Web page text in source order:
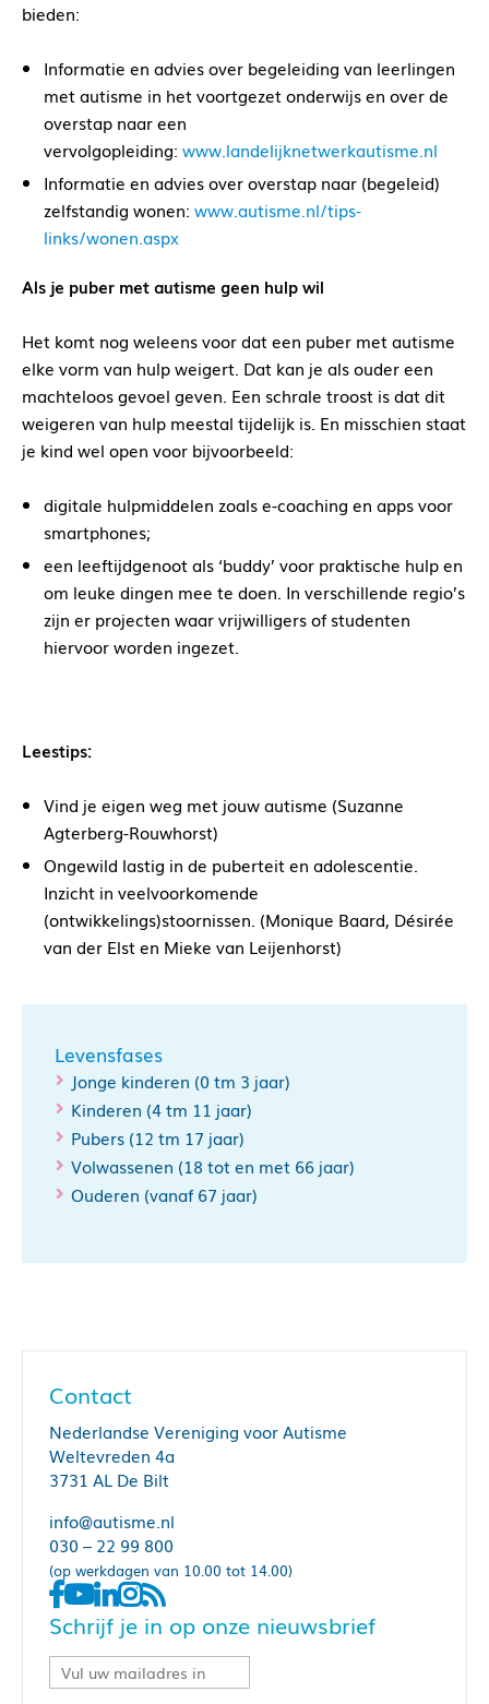
bieden:
Informatie en advies over begeleiding van leerlingen
met autisme in het voortgezet onderwijs en over de
overstap naar een
vervolgopleiding: www.landelijknetwerkautisme.nl
Informatie en advies over overstap naar (begeleid)
zelfstandig wonen: www.autisme.nl/tips-
links/wonen.aspx
Als je puber met autisme geen hulp wil
Het komt nog weleens voor dat een puber met autisme
elke vorm van hulp weigert. Dat kan je als ouder een
machteloos gevoel geven. Een schrale troost is dat dit
weigeren van hulp meestal tijdelijk is. En misschien staat
je kind wel open voor bijvoorbeeld:
digitale hulpmiddelen zoals e-coaching en apps voor
smartphones;
een leeftijdgenoot als ‘buddy’ voor praktische hulp en
om leuke dingen mee te doen. In verschillende regio’s
zijn er projecten waar vrijwilligers of studenten
hiervoor worden ingezet.
Leestips:
Vind je eigen weg met jouw autisme (Suzanne
Agterberg-Rouwhorst)
Ongewild lastig in de puberteit en adolescentie.
Inzicht in veelvoorkomende
(ontwikkelings)stoornissen. (Monique Baard, Désirée
van der Elst en Mieke van Leijenhorst)
Levensfases
Jonge kinderen (0 tm 3 jaar)
Kinderen (4 tm 11 jaar)
Pubers (12 tm 17 jaar)
Volwassenen (18 tot en met 66 jaar)
Ouderen (vanaf 67 jaar)
Contact
Nederlandse Vereniging voor Autisme
Weltevreden 4a
3731 AL De Bilt
info@autisme.nl
030 – 22 99 800
(op werkdagen van 10.00 tot 14.00)
Schrijf je in op onze nieuwsbrief